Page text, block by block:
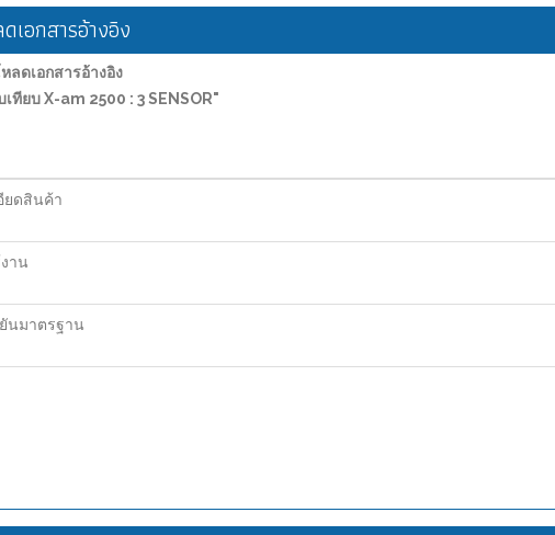
เอกสารอ้างอิง
ลดเอกสารอ้างอิง
ทียบ X-am 2500 : 3 SENSOR"
ยดสินค้า
าน
นมาตรฐาน